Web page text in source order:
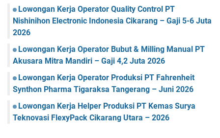
Lowongan Kerja Operator Quality Control PT
Nishinihon Electronic Indonesia Cikarang – Gaji 5-6 Juta
2026
Lowongan Kerja Operator Bubut & Milling Manual PT
Akusara Mitra Mandiri – Gaji 4,2 Juta 2026
Lowongan Kerja Operator Produksi PT Fahrenheit
Synthon Pharma Tigaraksa Tangerang – Juni 2026
Lowongan Kerja Helper Produksi PT Kemas Surya
Teknovasi FlexyPack Cikarang Utara – 2026